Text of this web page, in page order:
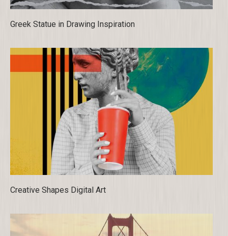
Greek Statue in Drawing Inspiration
Creative Shapes Digital Art